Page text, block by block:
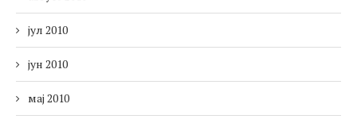
јул 2010
јун 2010
мај 2010